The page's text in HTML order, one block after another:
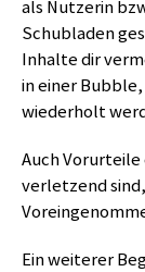
als Nutzerin
Schubladen
Inhalte dir
in einer
wiederholt
Auch
verletzend
Ein weiterer